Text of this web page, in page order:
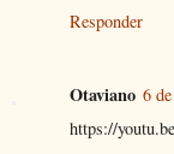
Responder
Otaviano 6
https://